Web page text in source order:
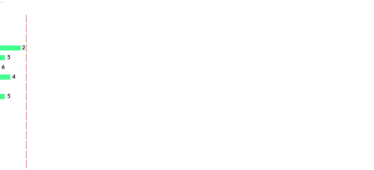
2
5
6
4
5